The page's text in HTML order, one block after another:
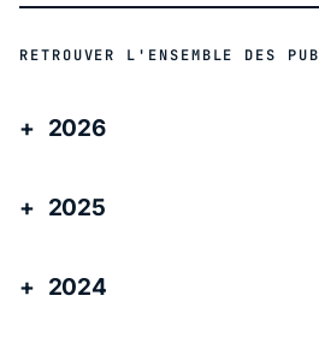
RETROUVER L'ENSEMBLE DES
2026
2025
2024